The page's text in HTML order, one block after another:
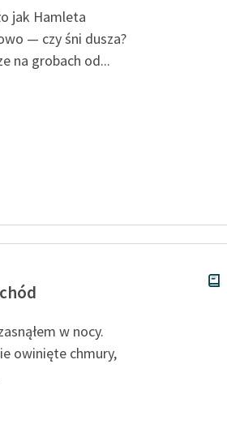
jak Hamleta
— czy śni dusza?
na grobach od...
w nocy.
owinięte chmury,